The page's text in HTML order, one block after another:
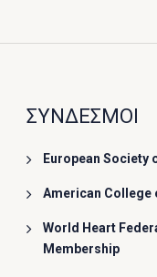
ΣΥΝΔΕΣΜΟΙ
European Society
American College
World Heart
Membership